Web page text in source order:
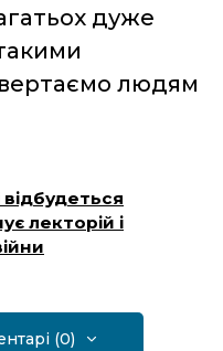
дуже
людям
лекторій і
(0)